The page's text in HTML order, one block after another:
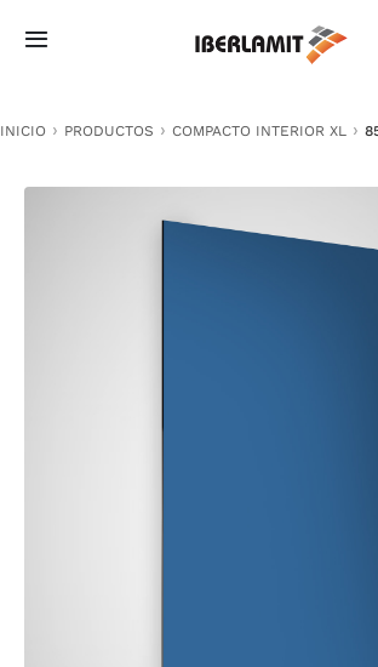
Toggle
NOSOTROS
INICIO PRODUCTOS COMPACTO INTERIOR XL